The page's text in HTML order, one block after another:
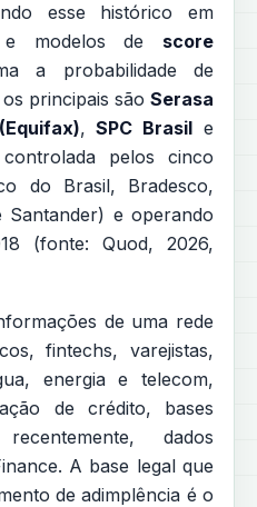
esse histórico em
e modelos de score
a probabilidade de
principais são Serasa
,SPC Brasil e
pelos cinco
do Brasil, Bradesco,
e operando
(fonte: Quod, 2026,
de uma rede
fintechs, varejistas,
energia e telecom,
de crédito, bases
dados
A base legal que
de adimplência é o